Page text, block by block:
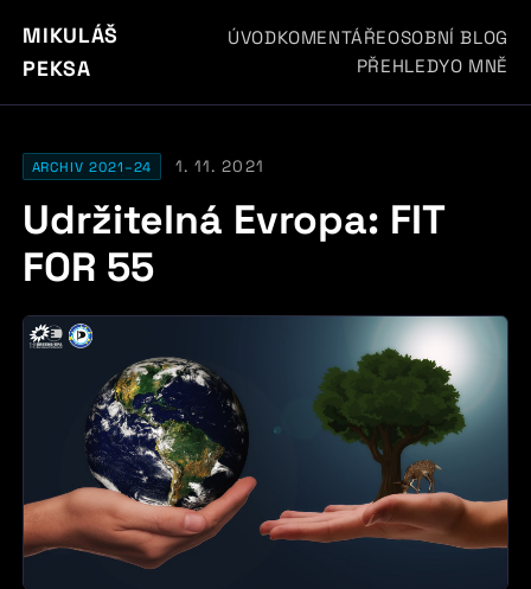
MIKULÁŠ
PEKSA
ÚVODKOMENTÁŘEOSOBNÍ BLOG
PŘEHLEDYO MNĚ
ARCHIV 2021–24 1. 11. 2021
Udržitelná Evropa: FIT
FOR 55